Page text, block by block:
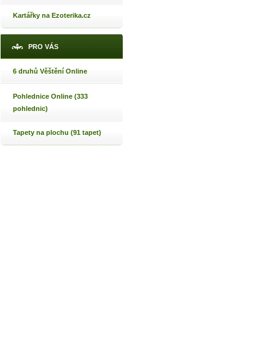
Kartářky na Ezoterika.cz
PRO VÁS
6 druhů Věštění Online
Pohlednice Online (333
pohlednic)
Tapety na plochu (91 tapet)